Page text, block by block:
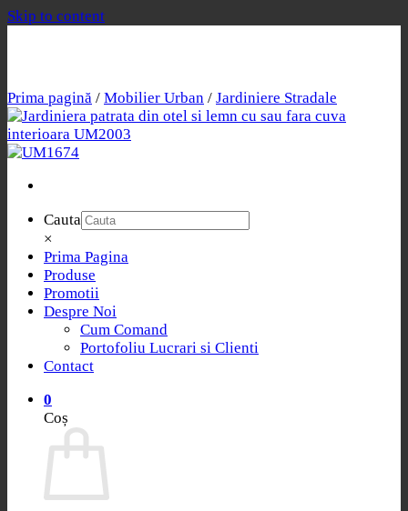
Skip to content
Cauta
×
Prima Pagina
Produse
Promotii
Despre Noi
Cum Comand
Portofoliu Lucrari si Clienti
Contact
0
Coș
Prima pagină / Mobilier Urban / Jardiniere Stradale